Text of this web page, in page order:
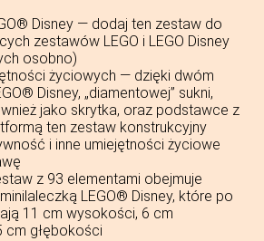
Disney — dodaj ten zestaw do
zestawów LEGO i LEGO Disney
osobno)
życiowych — dzięki dwóm
Disney, „diamentowej” sukni,
jako skrytka, oraz podstawce z
ten zestaw konstrukcyjny
i inne umiejętności życiowe
z 93 elementami obejmuje
LEGO® Disney, które po
11 cm wysokości, 6 cm
cm głębokości